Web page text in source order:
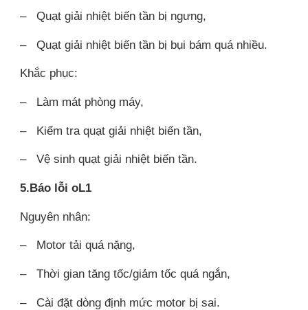
– Quạt giải nhiệt biến tần bị ngưng,
– Quạt giải nhiệt biến tần bị bụi bám quá nhiều.
Khắc phục:
– Làm mát phòng máy,
– Kiểm tra quạt giải nhiệt biến tần,
– Vệ sinh quạt giải nhiệt biến tần.
5.Báo lỗi oL1
Nguyên nhân:
– Motor tải quá nặng,
– Thời gian tăng tốc/giảm tốc quá ngắn,
– Cài đặt dòng định mức motor bị sai.